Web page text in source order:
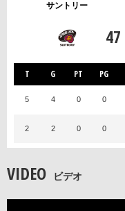
サントリー
47
T G PT PG
5 4 0 0
2 2 0 0
VIDEO ビデオ